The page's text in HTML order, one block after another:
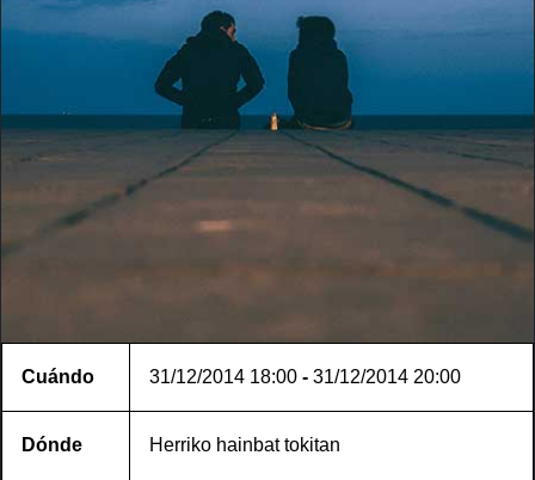
Cuándo 31/12/2014 18:00 - 31/12/2014 20:00
Dónde Herriko hainbat tokitan